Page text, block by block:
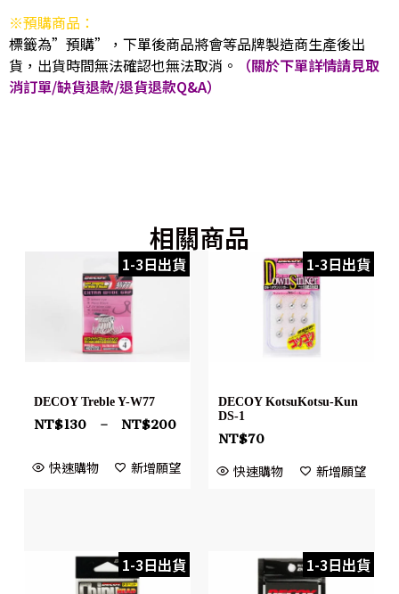
※預購商品：
標籤為”預購”，下單後商品將會等品牌製造商生產後出
貨，出貨時間無法確認也無法取消。
（關於下單詳情請見取
消訂單/缺貨退款/退貨退款Q&A）
相關商品
1-3日出貨
DECOY Treble Y-W77
NT$130 – NT$200
快速購物 新增願望
1-3日出貨
DECOY KotsuKotsu-Kun
DS-1
NT$70
快速購物 新增願望
1-3日出貨 1-3日出貨